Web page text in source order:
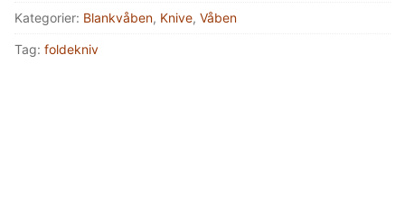
(army)
Kategorier: Blankvåben, Knive, Våben
Tag: foldekniv